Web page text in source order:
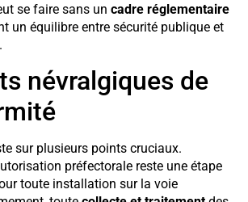
se faire sans un cadre réglementaire
un équilibre entre sécurité publique et
névralgiques de
sur plusieurs points cruciaux.
préfectorale reste une étape
toute installation sur la voie